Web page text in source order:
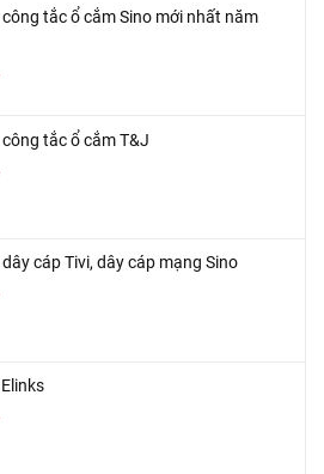
tắc ổ cắm Sino mới nhất năm
tắc ổ cắm T&J
cáp Tivi, dây cáp mạng Sino